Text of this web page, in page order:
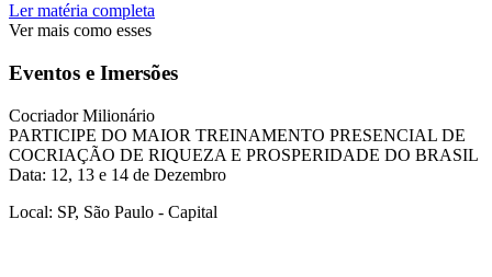
Ler matéria completa
Ver mais como esses
Eventos e Imersões
Cocriador Milionário
PARTICIPE DO MAIOR TREINAMENTO PRESENCIAL DE
COCRIAÇÃO DE RIQUEZA E PROSPERIDADE DO BRASIL
Data: 12, 13 e 14 de Dezembro
Local: SP, São Paulo - Capital